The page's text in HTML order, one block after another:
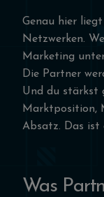
Genau hier
Netzwerken.
Marketing
Die Partner
Und du stärkst
Marktposition,
Absatz. Das ist
Was